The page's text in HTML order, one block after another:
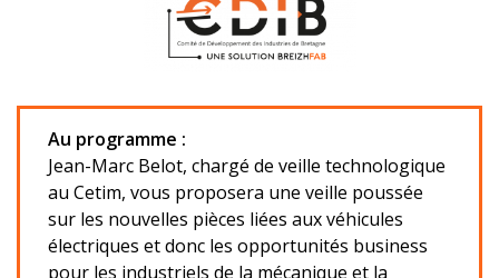
Au programme :
Jean-Marc Belot, chargé de veille technologique
au Cetim, vous proposera une veille poussée
sur les nouvelles pièces liées aux véhicules
électriques et donc les opportunités business
pour les industriels de la mécanique et la